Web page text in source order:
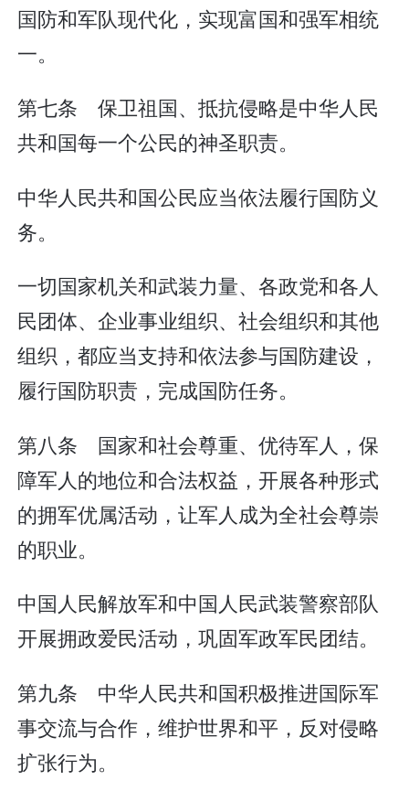
国防和军队现代化，实现富国和强军相统
一。
第七条 保卫祖国、抵抗侵略是中华人民
共和国每一个公民的神圣职责。
中华人民共和国公民应当依法履行国防义
务。
一切国家机关和武装力量、各政党和各人
民团体、企业事业组织、社会组织和其他
组织，都应当支持和依法参与国防建设，
履行国防职责，完成国防任务。
第八条 国家和社会尊重、优待军人，保
障军人的地位和合法权益，开展各种形式
的拥军优属活动，让军人成为全社会尊崇
的职业。
中国人民解放军和中国人民武装警察部队
开展拥政爱民活动，巩固军政军民团结。
第九条 中华人民共和国积极推进国际军
事交流与合作，维护世界和平，反对侵略
扩张行为。